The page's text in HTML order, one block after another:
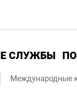
СЛУЖБЫ
Международные